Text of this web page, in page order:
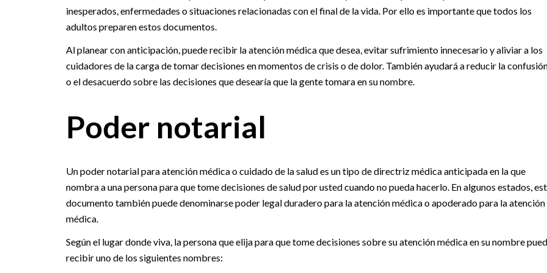
inesperados, enfermedades o situaciones relacionadas con el final de la vida. Por ello es importante que todos los
adultos preparen estos documentos.
Al planear con anticipación, puede recibir la atención médica que desea, evitar sufrimiento innecesario y aliviar a los
cuidadores de la carga de tomar decisiones en momentos de crisis o de dolor. También ayudará a reducir la
o el desacuerdo sobre las decisiones que desearía que la gente tomara en su nombre.
Poder notarial
Un poder notarial para atención médica o cuidado de la salud es un tipo de directriz médica anticipada en la que
nombra a una persona para que tome decisiones de salud por usted cuando no pueda hacerlo. En algunos estados,
documento también puede denominarse poder legal duradero para la atención médica o apoderado para la atención
médica.
Según el lugar donde viva, la persona que elija para que tome decisiones sobre su atención médica en su nombre
recibir uno de los siguientes nombres: